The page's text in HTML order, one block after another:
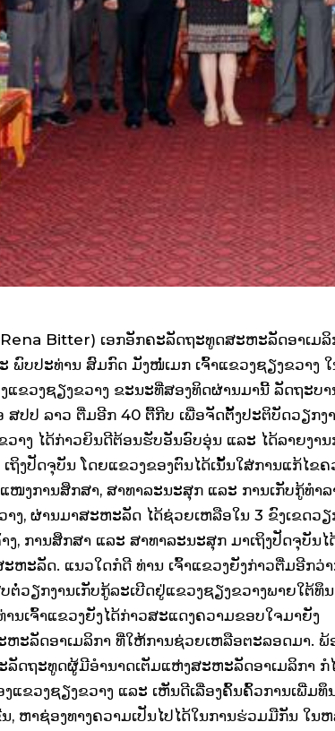
Bitter) ເອກອັກຄະລັດຖະທູດສະຫະລັດອາເມລິ
ພົບປະທ່ານ ສົມກົດ ມັງໜໍ່ເມກ ເຈົ້າແຂວງຊຽງຂວາງ
ແຂວງຊຽງຂວາງ ຂະນະທີ່ສອງທິດຜ່ານມານີ້ ລັດຖະບ
ສປປ ລາວ ຕື່ມອີກ 40 ຕື້ກີບ ເພື່ອຈັດຕັ້ງປະຕິບັດວຽກງ
ວາງ ໄດ້ກ່າວຍິນດີຕ້ອນຮັບອັນອົບອຸ່ນ ແລະ ໄດ້ລາຍງາ
ເຖິງປັດຈຸບັນ ໂດຍແຂວງຂອງຕົນໄດ້ເນັ້ນໃສ່ການແກ້ໄຂ
ໜງການສຶກສາ, ສາທາລະນະສຸກ ແລະ ການເກັບກູ້ທຳ
ງ, ຜ່ານມາສະຫະລັດ ໄດ້ຊ່ວຍເຫລືອໃນ 3 ຂົງເຂດວຽ
ງ, ການສຶກສາ ແລະ ສາທາລະນະສຸກ ມາເຖິງປັດຈຸບັນ
ະຫະລັດ. ແນວໃດກໍດີ ທ່ານ ເຈົ້າແຂວງຍັງກ່າວຕື່ມອີກວ່
ວຽກງານເກັບກູ້ລະເບີດຢູ່ແຂວງຊຽງຂວາງພາຍໃຕ້ທຶ
ນເຈົ້າແຂວງຍັງໄດ້ກ່າວສະແດງຄວາມຂອບໃຈມາຍັງ
ຫະລັດອາເມລິກາ ທີ່ໃຫ້ການຊ່ວຍເຫລືອຕະລອດມາ. ພ້
ລັດຖະທູດຜູ້ມີອຳນາດເຕັມແຫ່ງສະຫະລັດອາເມລິກາ ກໍ
ແຂວງຊຽງຂວາງ ແລະ ເຫັນດີເລື່ອງຄົ້ນຄົ້ວການເພີ່ມ
, ຫາຊ່ອງທາງຄວາມເປັນໄປໄດ້ໃນການຮ່ວມມືກັນ ໃນຫ